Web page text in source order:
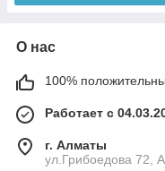
О нас
100%
Работает с
г. Алматы
ул.Грибоедова 72,